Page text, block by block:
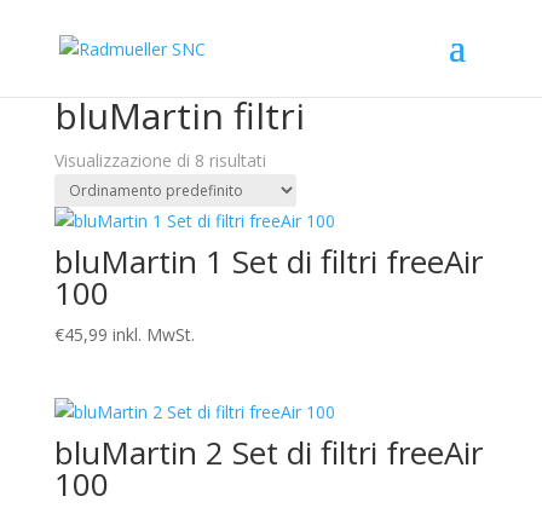
bluMartin filtri
Visualizzazione di 8 risultati
bluMartin 1 Set di filtri freeAir
100
€45,99 inkl. MwSt.
In offerta!
bluMartin 2 Set di filtri freeAir
100
In offerta!
In offerta!
In offerta!
In offerta!
In offerta!
In offerta!